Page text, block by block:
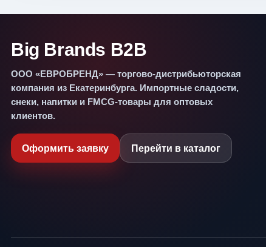
Big Brands B2B
ООО «ЕВРОБРЕНД» — торгово-дистрибьюторская
компания из Екатеринбурга. Импортные сладости,
снеки, напитки и FMCG-товары для оптовых
клиентов.
Оформить заявку Перейти в каталог